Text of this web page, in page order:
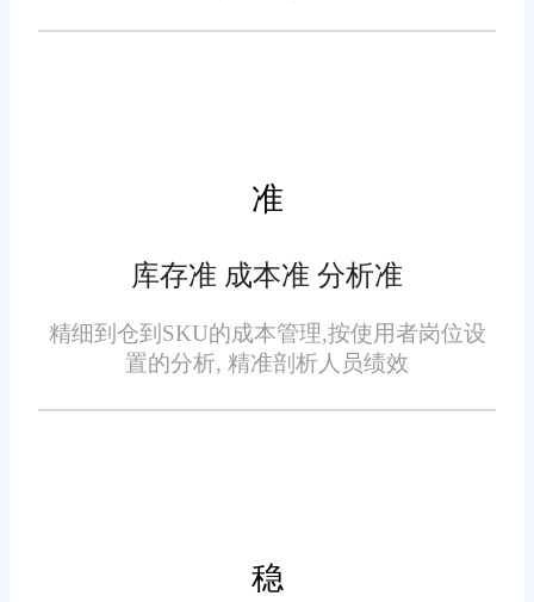
库存、订单优先级等因素自动分
旺店通在线订单系统提供实
时的库存管理功能，帮助企业随
物流跟踪与反馈
准
库存准 成本准 分析准
精细到仓到SKU的成本管理,按使用者岗位设
置的分析, 精准剖析人员绩效
稳